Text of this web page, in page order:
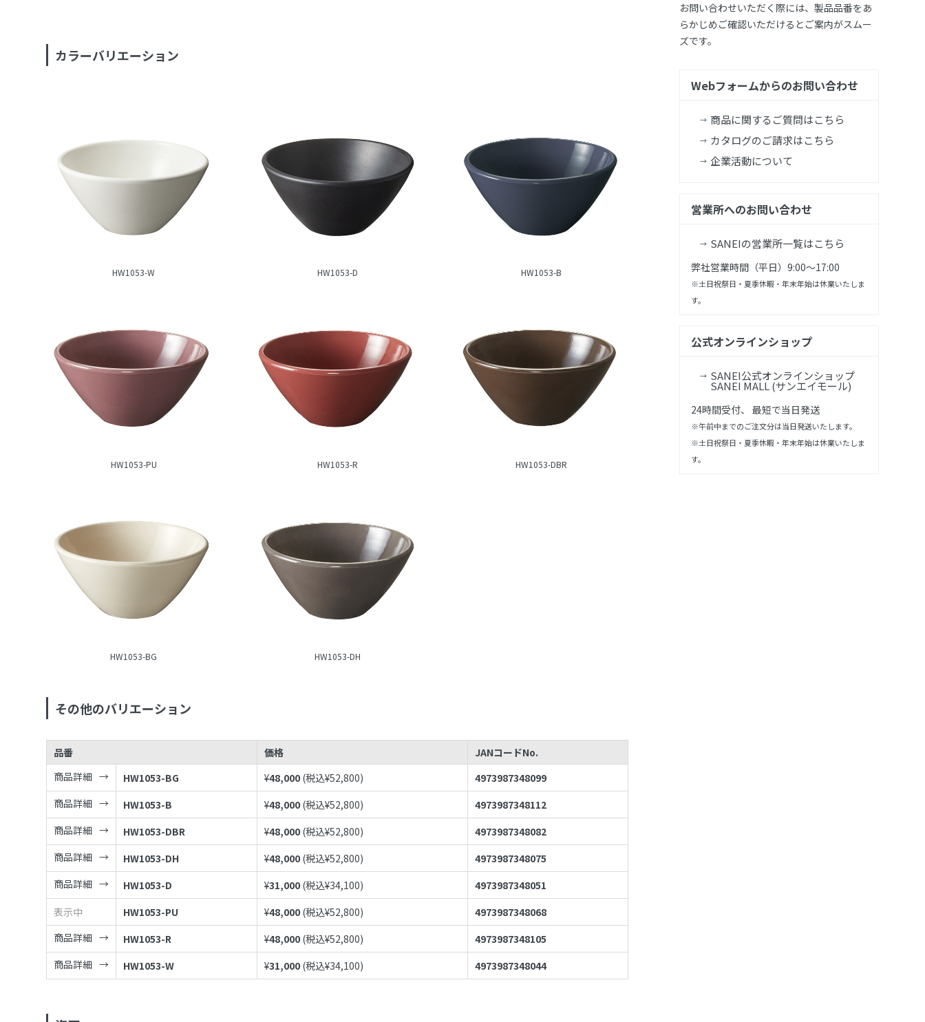
カラーバリエーション
HW1053-W HW1053-D HW1053-B
HW1053-PU HW1053-R HW1053-DBR
HW1053-BG HW1053-DH
その他のバリエーション
品番 価格
JANコードNo.
商品詳細
HW1053-BG ¥48,000 (税込¥52,800)
4973987348099
商品詳細
HW1053-B ¥48,000 (税込¥52,800)
4973987348112
商品詳細
HW1053-DBR ¥48,000 (税込¥52,800)
4973987348082
商品詳細
HW1053-DH ¥48,000 (税込¥52,800)
4973987348075
商品詳細
HW1053-D ¥31,000 (税込¥34,100)
4973987348051
表示中
HW1053-PU ¥48,000 (税込¥52,800)
4973987348068
商品詳細
HW1053-R ¥48,000 (税込¥52,800)
4973987348105
商品詳細
HW1053-W ¥31,000 (税込¥34,100) 4973987348044
お問い合わせいただく際には、製品品番をあ
らかじめご確認いただけるとご案内がスムー
ズです。
Webフォームからのお問い合わせ
商品に関するご質問はこちら
カタログのご請求はこちら
企業活動について
営業所へのお問い合わせ
SANEIの営業所一覧はこちら
弊社営業時間（平日）9:00～17:00
※土日祝祭日・夏季休暇・年末年始は休業いたしま
す。
公式オンラインショップ
SANEI公式オンラインショップ
SANEI MALL (サンエイモール)
24時間受付、 最短で当日発送
※午前中までのご注文分は当日発送いたします。
※土日祝祭日・夏季休暇・年末年始は休業いたしま
す。